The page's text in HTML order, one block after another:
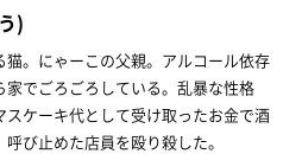
)
猫。にゃーこの父親。アルコール依存
でごろごろしている。乱暴な性格
ケーキ代として受け取ったお金で酒
び止めた店員を殴り殺した。